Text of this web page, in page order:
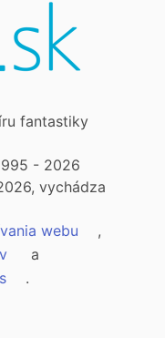
fantastiky
- 2026
vychádza
webu
,
a
.